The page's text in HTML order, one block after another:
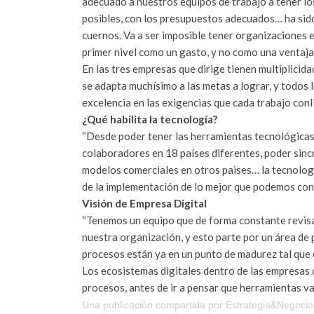
posibles, con los presupuestos adecuados… ha
cuernos. Va a ser imposible tener
primer nivel como un gasto, y no como una
En las tres empresas que dirige tienen
se adapta muchísimo a las metas a lograr, y
excelencia en las exigencias que cada trabajo
¿Qué habilita la tecnología?
“Desde poder tener las herramientas
colaboradores en 18 países diferentes, poder
modelos comerciales en otros paises… la
de la implementación de lo mejor que podemos
Visión de Empresa Digital
“Tenemos un equipo que de forma constante
nuestra organización, y esto parte por un área
procesos están ya en un punto de madurez tal
Los ecosistemas digitales dentro de las
procesos, antes de ir a pensar que herramientas
Una publicación compartida por